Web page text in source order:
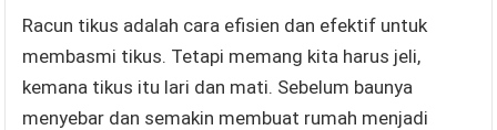
Racun tikus adalah cara efisien dan efektif untuk
membasmi tikus. Tetapi memang kita harus jeli,
kemana tikus itu lari dan mati. Sebelum baunya
menyebar dan semakin membuat rumah menjadi